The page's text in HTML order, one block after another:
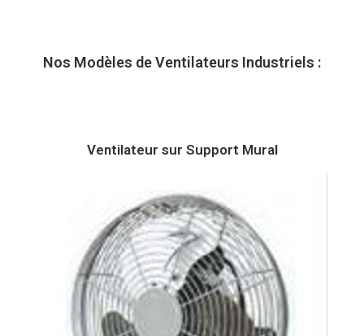
Nos Modèles de Ventilateurs Industriels :
Ventilateur sur Support Mural